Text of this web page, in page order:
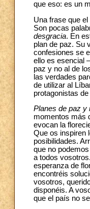
que eso: es un
Una frase que
Son pocas
desgracia. En
plan de paz. Su
confesiones se
ello es esencial
paz y no al de
las verdades
de utilizar al
protagonistas
Planes de paz y
momentos más
evocan la
Que os inspiren
posibilidades.
que no
a todos
esperanza de
encontréis
vosotros,
disponéis. A
que el país no